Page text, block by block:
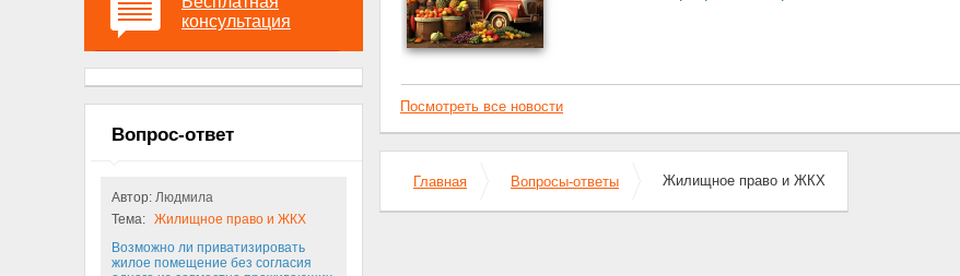
консультация
Вопрос-ответ
Автор: Людмила
Тема: Жилищное право и ЖКХ
Возможно ли приватизировать
жилое помещение без согласия
Посмотреть все новости
Главная Вопросы-ответы Жилищное право и ЖКХ